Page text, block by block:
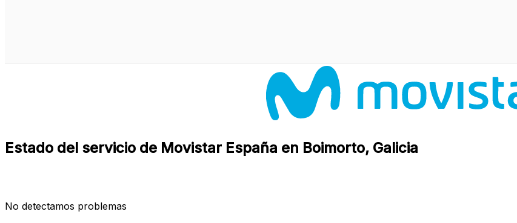
Estado del servicio de Movistar España en Boimorto, Galicia
No detectamos problemas